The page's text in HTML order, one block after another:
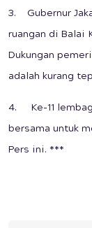
3. Gubernur
ruangan di Balai
Dukungan
adalah kurang
4. Ke-11
bersama untuk
Pers ini. ***